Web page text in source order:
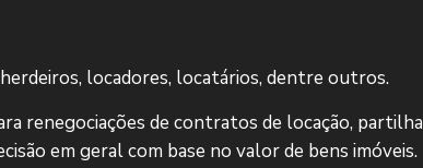
locadores, locatários, dentre outros.
renegociações de contratos de locação, partilha
em geral com base no valor de bens imóveis.